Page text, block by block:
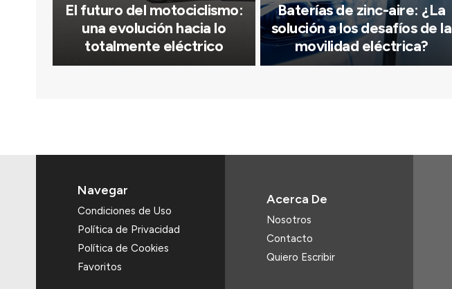
El futuro del motociclismo:
una evolución hacia lo
totalmente eléctrico
Baterías de zinc-aire: ¿La
solución a los desafíos de la
movilidad eléctrica?
Navegar
Condiciones de Uso
Política de Privacidad
Política de Cookies
Favoritos
Acerca De
Nosotros
Contacto
Quiero Escribir